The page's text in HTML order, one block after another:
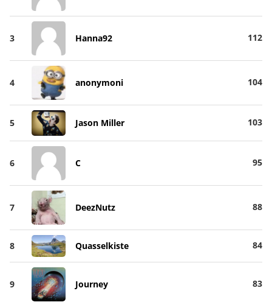
3 Hanna92 112
4 anonymoni 104
5 Jason Miller 103
6 C 95
7 DeezNutz 88
8 Quasselkiste 84
9 Journey 83